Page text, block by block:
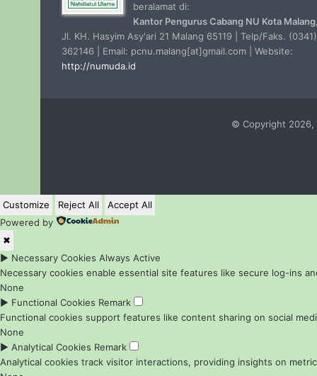
beralamat di:
Kantor Pengurus Cabang NU Kota Malang
Jl. KH. Hasyim Asy'ari 21 Malang 65119 | Telp/Faks. (0341)
362146 | Email: pcnu.malang[at]gmail.com | Website:
http://numuda.id
© Copyright 2026,
Customize Reject All
Accept All
Powered by
✖
► Necessary Cookies Always Active
Necessary cookies enable essential site features like secure log-ins
None
► Functional Cookies Remark
Functional cookies support features like content sharing on social
None
► Analytical Cookies Remark
Analytical cookies track visitor interactions, providing insights on